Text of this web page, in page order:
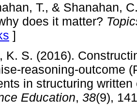
T., & Shanahan,
does it matter?
]
K. S. (2016).
reasoning-outcome
in structuring
Education, 38(9),